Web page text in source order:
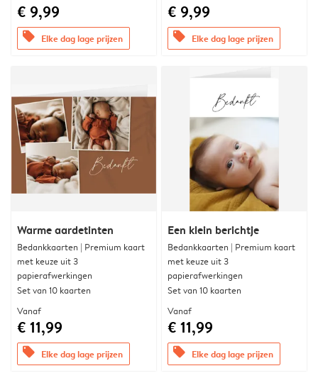
€ 9,99
offers Elke dag lage prijzen
€ 9,99
offers Elke dag lage prijzen
Warme aardetinten
Bedankkaarten | Premium kaart
met keuze uit 3
papierafwerkingen
Set van 10 kaarten
Vanaf
€ 11,99
offers Elke dag lage prijzen
Een klein berichtje
Bedankkaarten | Premium kaart
met keuze uit 3
papierafwerkingen
Set van 10 kaarten
Vanaf
€ 11,99
offers Elke dag lage prijzen